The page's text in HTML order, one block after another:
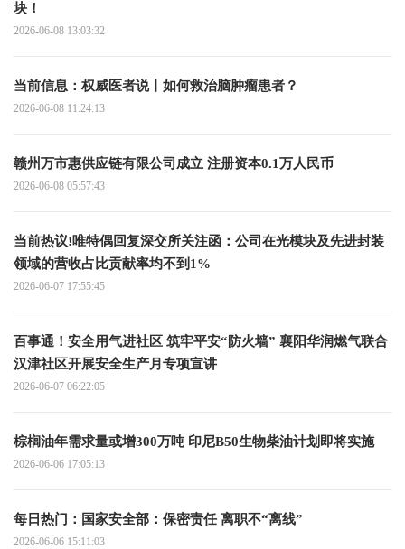
块！
2026-06-08 13:03:32
当前信息：权威医者说丨如何救治脑肿瘤患者？
2026-06-08 11:24:13
赣州万市惠供应链有限公司成立 注册资本0.1万人民币
2026-06-08 05:57:43
当前热议!唯特偶回复深交所关注函：公司在光模块及先进封装
领域的营收占比贡献率均不到1%
2026-06-07 17:55:45
百事通！安全用气进社区 筑牢平安“防火墙” 襄阳华润燃气联合
汉津社区开展安全生产月专项宣讲
2026-06-07 06:22:05
棕榈油年需求量或增300万吨 印尼B50生物柴油计划即将实施
2026-06-06 17:05:13
每日热门：国家安全部：保密责任 离职不“离线”
2026-06-06 15:11:03